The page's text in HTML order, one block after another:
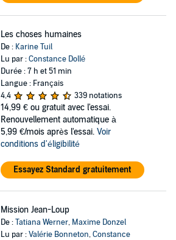
Les choses humaines
De : Karine Tuil
Lu par :Constance Dollé
Durée : 7 h et 51 min
Langue : Français
4,4
339 notations
14,99 € ou gratuit avec l'essai.
Renouvellement automatique à
5,99 €/mois après l'essai. Voir
conditions d'éligibilité
Essayez Standard gratuitement
Mission Jean-Loup
De :Tatiana Werner, Maxime Donzel
Lu par :Valérie Bonneton,Constance